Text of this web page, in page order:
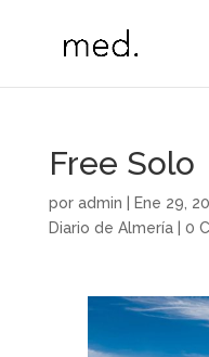
Free Solo
por admin Ene 29,
Diario de Almería| 0